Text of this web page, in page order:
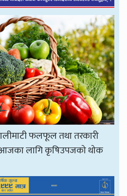
फलफूल तथा तरकारी
लागि कृषिउपजको थोक